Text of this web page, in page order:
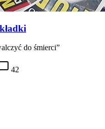
do śmierci”
42